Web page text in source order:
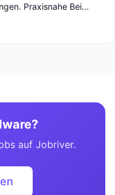
Praxisnahe Bei...
auf Jobriver.